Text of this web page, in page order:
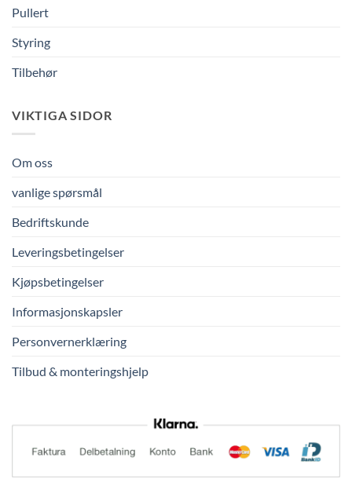
Pullert
Styring
Tilbehør
VIKTIGA SIDOR
Om oss
vanlige spørsmål
Bedriftskunde
Leveringsbetingelser
Kjøpsbetingelser
Informasjonskapsler
Personvernerklæring
Tilbud & monteringshjelp